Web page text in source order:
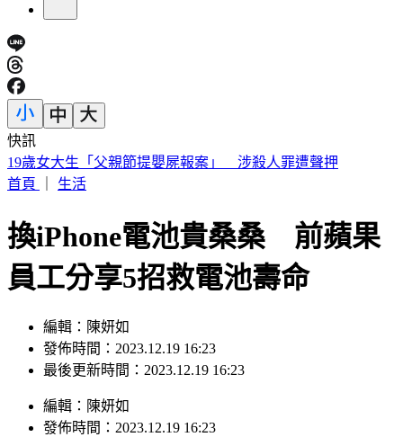
快訊
來辯論啊！鞭刑公投藍白分歧？黃國昌：白委將先4對4辯論
首頁
生活
換iPhone電池貴桑桑 前蘋果
員工分享5招救電池壽命
編輯：陳妍如
發佈時間：2023.12.19 16:23
最後更新時間：2023.12.19 16:23
編輯 ： 陳妍如
發佈時間： 2023.12.19 16:23